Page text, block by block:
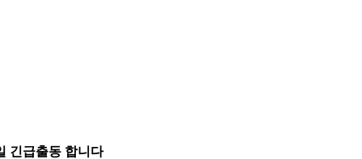
긴급출동 합니다